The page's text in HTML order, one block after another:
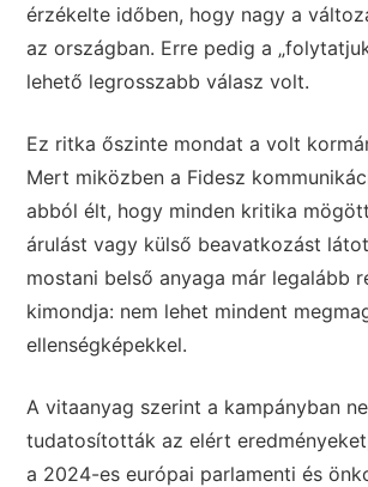
érzékelte időben, hogy nagy a
az országban. Erre pedig a
lehető legrosszabb válasz volt.
Ez ritka őszinte mondat a volt
Mert miközben a Fidesz
abból élt, hogy minden kritika
árulást vagy külső beavatkozást
mostani belső anyaga már legalább
kimondja: nem lehet mindent
ellenségképekkel.
A vitaanyag szerint a kampányban
tudatosították az elért
a 2024-es európai parlamenti és